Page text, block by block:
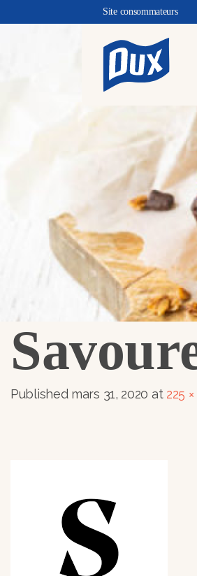
Site consommateurs
Published mars 31, 2020 at 225